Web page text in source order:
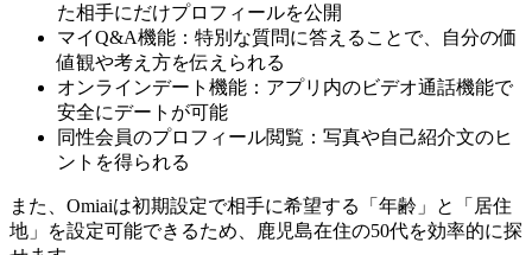
た相手にだけプロフィールを公開
マイQ&A機能：特別な質問に答えることで、自分の価
値観や考え方を伝えられる
オンラインデート機能：アプリ内のビデオ通話機能で
安全にデートが可能
同性会員のプロフィール閲覧：写真や自己紹介文のヒ
ントを得られる
また、Omiaiは初期設定で相手に希望する「年齢」と「居住
地」を設定可能できるため、鹿児島在住の50代を効率的に探